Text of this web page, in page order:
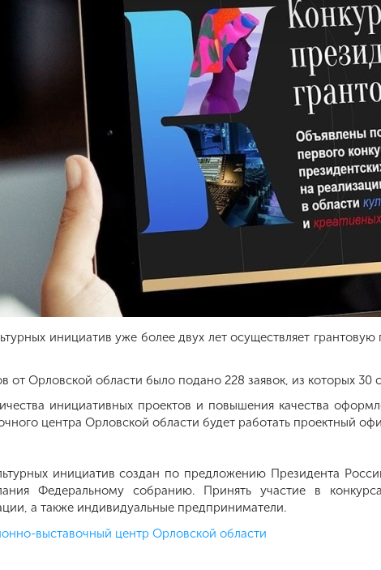
инициатив уже более двух лет осуществляет
от Орловской области было подано 228 заявок, из которых 30
инициативных проектов и повышения качества
центра Орловской области будет работать проектный
инициатив создан по предложению Президента
Федеральному собранию. Принять участие в
а также индивидуальные предприниматели.
выставочный центр Орловской области